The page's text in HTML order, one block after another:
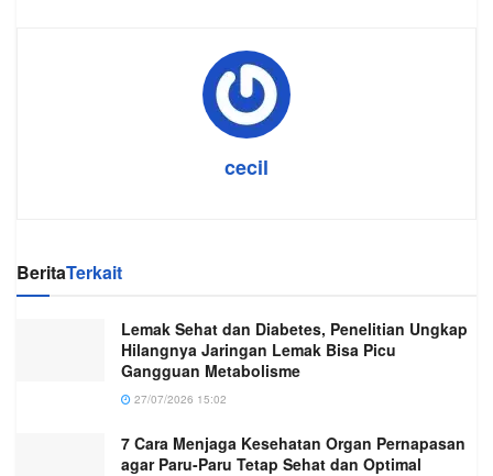
cecil
BeritaTerkait
Lemak Sehat dan Diabetes, Penelitian Ungkap
Hilangnya Jaringan Lemak Bisa Picu
Gangguan Metabolisme
27/07/2026 15:02
7 Cara Menjaga Kesehatan Organ Pernapasan
agar Paru-Paru Tetap Sehat dan Optimal